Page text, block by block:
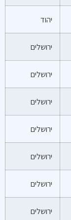
יהוד
ירושלים
ירושלים
ירושלים
ירושלים
ירושלים
ירושלים
ירושלים